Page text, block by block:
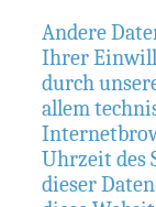
Andere
Ihrer
durch
allem
Uhrzeit des
dieser